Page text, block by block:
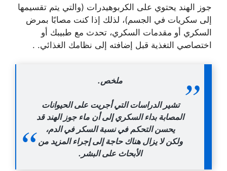
جوز الهند يحتوي على الكربوهيدرات (والتي يتم تقسيمها
إلى سكريات في الجسم)، لذلك إذا كنت مصابًا بمرض
السكري أو مقدمات السكري، تحدث مع طبيبك أو
اختصاصي التغذية قبل إضافته إلى نظامك الغذائي. .
ملخص.
تشير الدراسات التي أجريت على الحيوانات
المصابة بداء السكري إلى أن ماء جوز الهند قد
يحسن التحكم في نسبة السكر في الدم،
ولكن لا يزال هناك حاجة إلى إجراء المزيد من
الأبحاث على البشر.